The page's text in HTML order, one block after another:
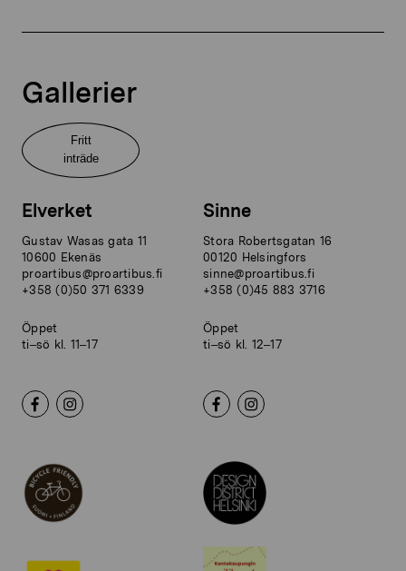
Gallerier
Fritt
inträde
Elverket
Gustav Wasas gata 11
10600 Ekenäs
proartibus@proartibus.fi
+358 (0)50 371 6339
Öppet
ti–sö kl. 11–17
Sinne
Stora Robertsgatan 16
00120 Helsingfors
sinne@proartibus.fi
+358 (0)45 883 3716
Öppet
ti–sö kl. 12–17